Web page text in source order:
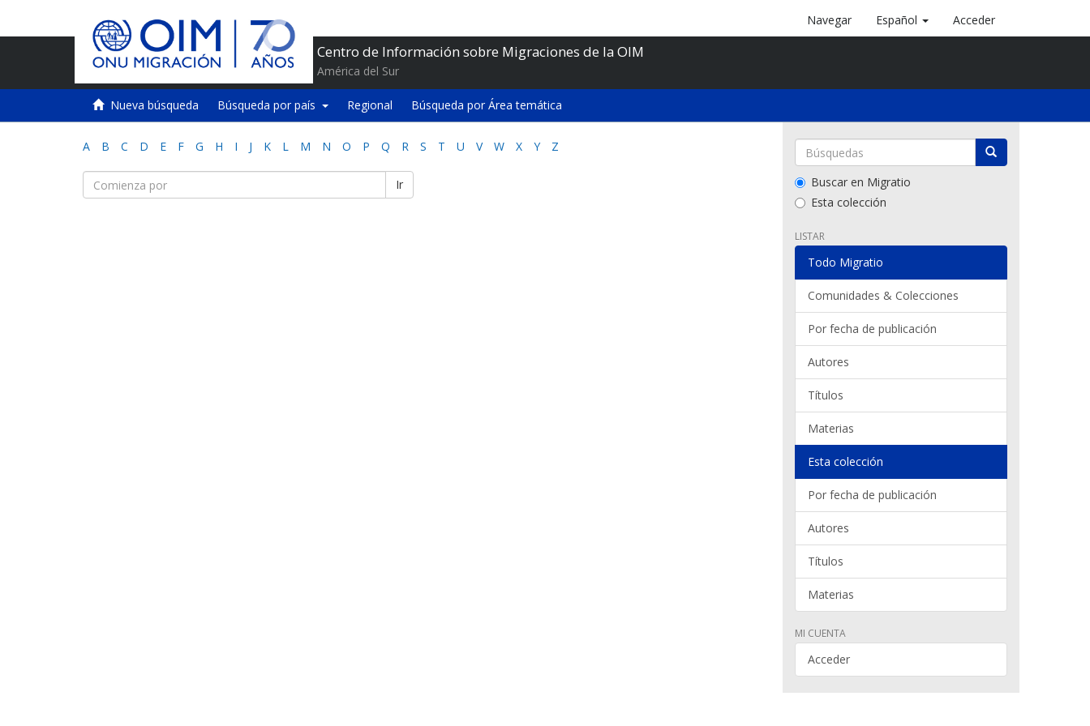
Centro de Información sobre Migraciones de la OIM
América del Sur
Navegar Español Acceder
Nueva búsqueda Búsqueda por país Regional Búsqueda por Área temática
A B C D E F G H I J K L M N O P Q R S T U V W X Y Z
Ir
Buscar en Migratio
Esta colección
LISTAR
Todo Migratio
Comunidades & Colecciones
Por fecha de publicación
Autores
Títulos
Materias
Esta colección
Por fecha de publicación
Autores
Títulos
Materias
MI CUENTA
Acceder